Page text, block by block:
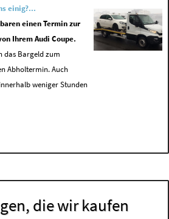
einig?...
einen Termin zur
Ihrem Audi Coupe.
das Bargeld zum
Abholtermin. Auch
weniger Stunden
die wir kaufen